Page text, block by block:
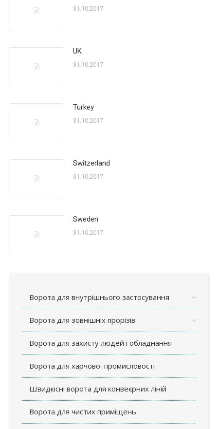
31.10.2017
UK
31.10.2017
Turkey
31.10.2017
Switzerland
31.10.2017
Sweden
31.10.2017
Ворота для внутрішнього застосування
Ворота для зовнішніх прорізів
Ворота для захисту людей і обладнання
Ворота для харчової промисловості
Швидкісні ворота для конвеєрних ліній
Ворота для чистих приміщень